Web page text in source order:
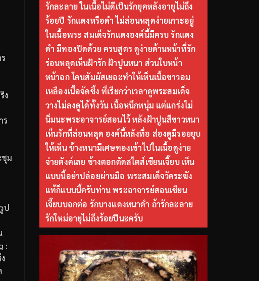
ง
ร
ชุม
ป
:
รักละลาย ในเนื้อไม่ดีเป็นรักยุคหลังอายุไม่ถึง
ร้อยปี รักแดงหรือดำ ไม่ล่อนหลุดง่ายเกาะอยู่
ในเนื้อพระ สมเด็จรักแดงองค์นี้มีครบ รักแดง
ดำ มีทองปิดด้วย ครบสูตร ดูง่ายด้านหน้าที่รัก
ร่อนหลุดเห็นฝ้ารัก ฝ้าปูนหนา ส่วนใบหน้า
หน้าอก โดนสัมผัสเยอะทำให้เห็นเนื้อขาวอม
เหลืองเนื้อจัดซึ้ง ที่เรียกว่าเวลาดูพระสมเด็จ
วางไม่ลงดูได้ทั้งวัน เนื้อหนึกหนุ่ม แต่แกร่งไม่
นิ่มนะพระอาจารย์สอนไว้ หลังฝ้าปูนสีขาวหนา
เห็นรักที่ล่อนหลุด องค์นี้หลังทื่อ ส่องดูมีรอยยุบ
ให้เห็น ข้างหนามีเศษทองเข้าไปในเนื้อดูง่าย
จ่ายตังค์เลย ข้างตอกตัดสไตส์เซียนเจี๊ยบ เห็น
แบบนี้อย่าปล่อยผ่านมือ พระสมเด็จวัดระฆัง
แท้ก็แบบนี้ครับท่าน พระอาจารย์สอนเซียน
เจี๊ยบบอกต่อ รักบางแดงหนาดำ ถ้ารักละลาย
รักใหม่อายุไม่ถึงร้อยปีนะครับ